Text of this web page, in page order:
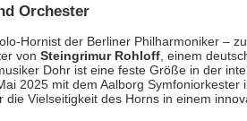
Orchester
Hornist der Berliner Philharmoniker –
von Steingrimur Rohloff, einem
Dohr ist eine feste Größe in der
2025 mit dem Aalborg Symfoniorkester
die Vielseitigkeit des Horns in einem